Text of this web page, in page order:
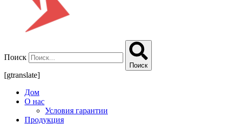
Поиск
Поиск
[gtranslate]
Дом
О нас
Условия гарантии
Продукция